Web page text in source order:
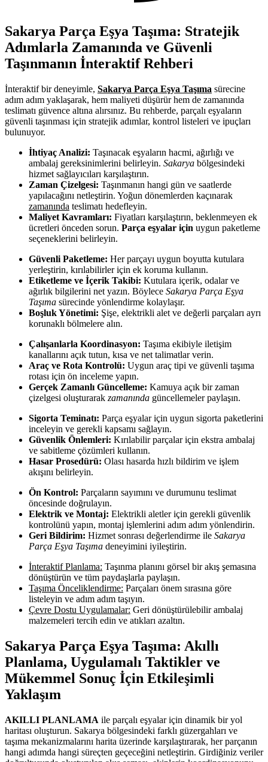
Sakarya Parça Eşya Taşıma: Stratejik
Adımlarla Zamanında ve Güvenli
Taşınmanın İnteraktif Rehberi
İnteraktif bir deneyimle, Sakarya Parça Eşya Taşıma sürecine
adım adım yaklaşarak, hem maliyeti düşürür hem de zamanında
teslimatı güvence altına alırsınız. Bu rehberde, parçalı eşyaların
güvenli taşınması için stratejik adımlar, kontrol listeleri ve ipuçları
bulunuyor.
İhtiyaç Analizi: Taşınacak eşyaların hacmi, ağırlığı ve
ambalaj gereksinimlerini belirleyin. Sakarya bölgesindeki
hizmet sağlayıcıları karşılaştırın.
Zaman Çizelgesi: Taşınmanın hangi gün ve saatlerde
yapılacağını netleştirin. Yoğun dönemlerden kaçınarak
zamanında teslimatı hedefleyin.
Maliyet Kavramları: Fiyatları karşılaştırın, beklenmeyen ek
ücretleri önceden sorun. Parça eşyalar için uygun paketleme
seçeneklerini belirleyin.
Güvenli Paketleme: Her parçayı uygun boyutta kutulara
yerleştirin, kırılabilirler için ek koruma kullanın.
Etiketleme ve İçerik Takibi: Kutulara içerik, odalar ve
ağırlık bilgilerini net yazın. Böylece Sakarya Parça Eşya
Taşıma sürecinde yönlendirme kolaylaşır.
Boşluk Yönetimi: Şişe, elektrikli alet ve değerli parçaları ayrı
korunaklı bölmelere alın.
Çalışanlarla Koordinasyon: Taşıma ekibiyle iletişim
kanallarını açık tutun, kısa ve net talimatlar verin.
Araç ve Rota Kontrolü: Uygun araç tipi ve güvenli taşıma
rotası için ön inceleme yapın.
Gerçek Zamanlı Güncelleme: Kamuya açık bir zaman
çizelgesi oluşturarak zamanında güncellemeler paylaşın.
Sigorta Teminatı: Parça eşyalar için uygun sigorta paketlerini
inceleyin ve gerekli kapsamı sağlayın.
Güvenlik Önlemleri: Kırılabilir parçalar için ekstra ambalaj
ve sabitleme çözümleri kullanın.
Hasar Prosedürü: Olası hasarda hızlı bildirim ve işlem
akışını belirleyin.
Ön Kontrol: Parçaların sayımını ve durumunu teslimat
öncesinde doğrulayın.
Elektrik ve Montaj: Elektrikli aletler için gerekli güvenlik
kontrolünü yapın, montaj işlemlerini adım adım yönlendirin.
Geri Bildirim: Hizmet sonrası değerlendirme ile Sakarya
Parça Eşya Taşıma deneyimini iyileştirin.
İnteraktif Planlama: Taşınma planını görsel bir akış şemasına
dönüştürün ve tüm paydaşlarla paylaşın.
Taşıma Önceliklendirme: Parçaları önem sırasına göre
listeleyin ve adım adım taşıyın.
Çevre Dostu Uygulamalar: Geri dönüştürülebilir ambalaj
malzemeleri tercih edin ve atıkları azaltın.
Sakarya Parça Eşya Taşıma: Akıllı
Planlama, Uygulamalı Taktikler ve
Mükemmel Sonuç İçin Etkileşimli
Yaklaşım
AKILLI PLANLAMA ile parçalı eşyalar için dinamik bir yol
haritası oluşturun. Sakarya bölgesindeki farklı güzergahları ve
taşıma mekanizmalarını harita üzerinde karşılaştırarak, her parçanın
hangi adımda hangi süreçten geçeceğini netleştirin. Girdiğiniz veriler